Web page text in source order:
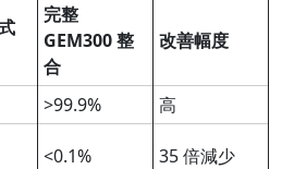
完整
GEM300 整
合
改善幅度
>99.9%
高
<0.1% 35 倍減少